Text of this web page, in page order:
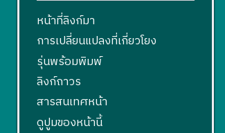
หน้าที่ลิงก์มา
การเปลี่ยนแปลงที่เกี่ยวโยง
รุ่นพร้อมพิมพ์
ลิงก์ถาวร
สารสนเทศหน้า
ดูปูมของหน้านี้